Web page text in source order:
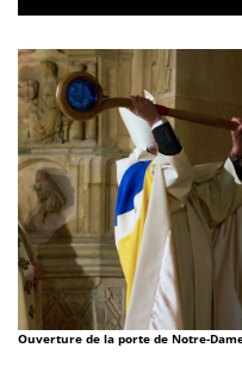
Ouverture de la porte de Notre-